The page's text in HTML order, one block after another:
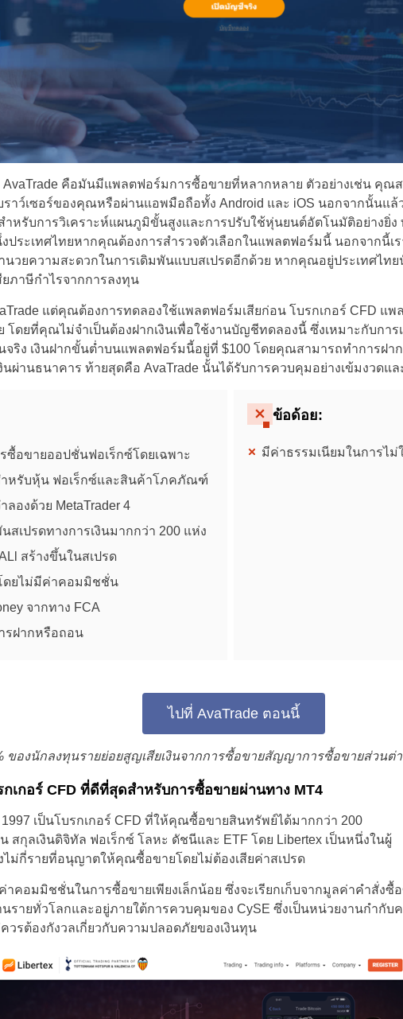
Thailand
United States
Bulgaria
Czechia
Hungary
Italy
Lithuania
Netherlands
Poland
Portugal
Romania
Russia
Sweden
AvaTrade คือมันมีแพลตฟอร์มการซื้อขายที่หลากหลาย ตัวอย่างเช่น คุณ
บราว์เซอร์ของคุณหรือผ่านแอพมือถือทั้ง Android และ iOS นอกจากนั้นแ
ำหรับการวิเคราะห์แผนภูมิขั้นสูงและการปรับใช้หุ่นยนต์อัตโนมัติอย่างยิ่ง
ประเทศไทยหากคุณต้องการสำรวจตัวเลือกในแพลตฟอร์มนี้ นอกจากนี้เ
นวยความสะดวกในการเดิมพันแบบสเปรดอีกด้วย หากคุณอยู่ประเทศไท
ภาษีกำไรจากการลงทุน
แต่คุณต้องการทดลองใช้แพลตฟอร์มเสียก่อน โบรกเกอร์ CFD แ
ดยที่คุณไม่จำเป็นต้องฝากเงินเพื่อใช้งานบัญชีทดลองนี้ ซึ่งเหมาะกับกา
จริง เงินฝากขั้นต่ำบนแพลตฟอร์มนี้อยู่ที่ $100 โดยคุณสามารถทำการฝา
นผ่านธนาคาร ท้ายสุดคือ AvaTrade นั้นได้รับการควบคุมอย่างเข้มงวดแ
ซื้อขายออปชั่นฟอเร็กซ์โดยเฉพาะ
ำหรับหุ้น ฟอเร็กซ์และสินค้าโภคภัณฑ์
ลองด้วย MetaTrader 4
สเปรดทางการเงินมากกว่า 200 แห่ง
สร้างขึ้นในสเปรด
ดยไม่มีค่าคอมมิชชั่น
จากทาง FCA
รฝากหรือถอน
ข้อด้อย:
มีค่าธรรมเนียมในการไม่
ไปที่ AvaTrade ตอนนี้
ของนักลงทุนรายย่อยสูญเสียเงินจากการซื้อขายสัญญาการซื้อขายส่วนต่
เกอร์ CFD ที่ดีที่สุดสำหรับการซื้อขายผ่านทาง MT4
1997 เป็นโบรกเกอร์ CFD ที่ให้คุณซื้อขายสินทรัพย์ได้มากกว่า 200
สกุลเงินดิจิทัล ฟอเร็กซ์ โลหะ ดัชนีและ ETF โดย Libertex เป็นหนึ่งในผู้
ไม่กี่รายที่อนุญาตให้คุณซื้อขายโดยไม่ต้องเสียค่าสเปรด
าคอมมิชชั่นในการซื้อขายเพียงเล็กน้อย ซึ่งจะเรียกเก็บจากมูลค่าคำสั่ง
รายทั่วโลกและอยู่ภายใต้การควบคุมของ CySE ซึ่งเป็นหน่วยงานกำกั
รต้องกังวลเกี่ยวกับความปลอดภัยของเงินทุน